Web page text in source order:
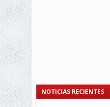
NOTICIAS RECIENTES